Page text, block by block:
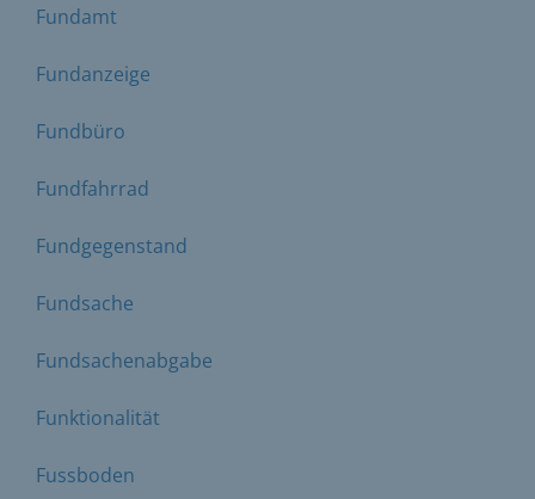
Fundamt
Fundanzeige
Fundbüro
Fundfahrrad
Fundgegenstand
Fundsache
Fundsachenabgabe
Funktionalität
Fussboden